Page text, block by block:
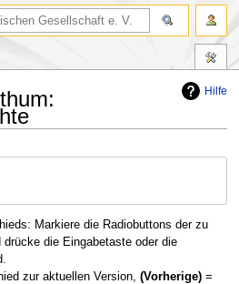
Hilfe
Markiere die Radiobuttons der zu
die Eingabetaste oder die
zur aktuellen Version, (Vorherige)=